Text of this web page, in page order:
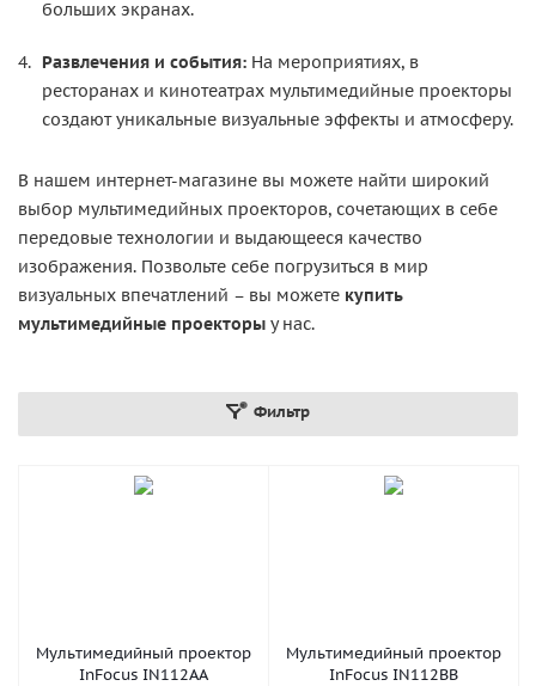
больших экранах.
Развлечения и события: На мероприятиях, в
ресторанах и кинотеатрах мультимедийные проекторы
создают уникальные визуальные эффекты и атмосферу.
В нашем интернет-магазине вы можете найти широкий
выбор мультимедийных проекторов, сочетающих в себе
передовые технологии и выдающееся качество
изображения. Позвольте себе погрузиться в мир
визуальных впечатлений – вы можете купить
мультимедийные проекторы у нас.
Фильтр
Мультимедийный проектор
InFocus IN112AA
Мультимедийный проектор
InFocus IN112BB